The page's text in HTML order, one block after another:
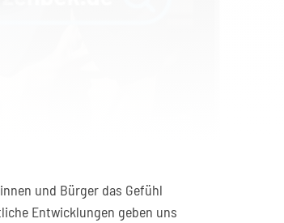
und Bürger das Gefühl
Entwicklungen geben uns